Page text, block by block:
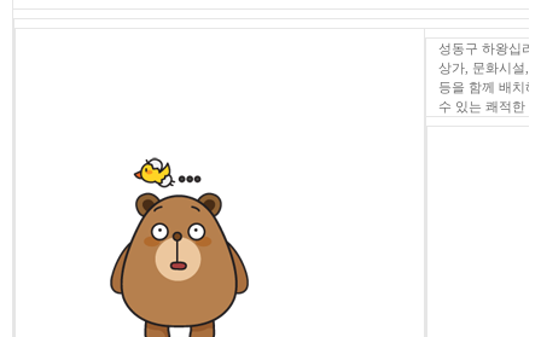
성동구 하왕십리
상가, 문화시설,
등을 함께 배치
수 있는 쾌적한